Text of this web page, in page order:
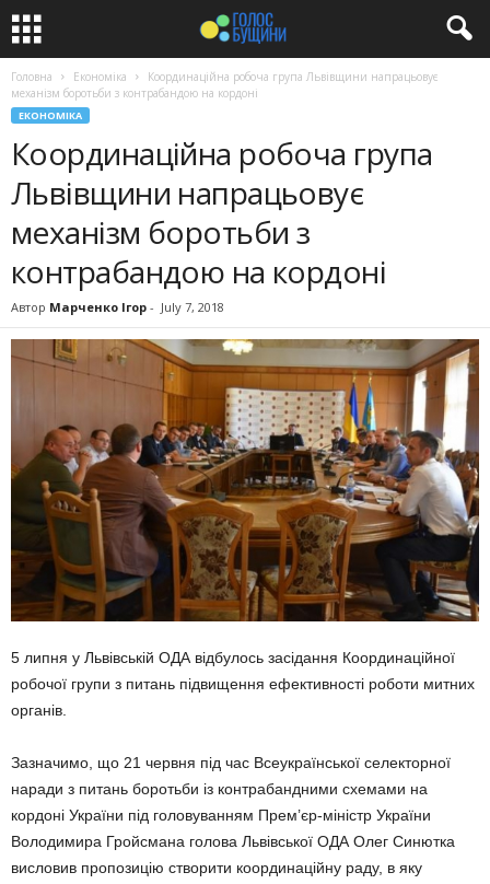
Головна Економіка
Координаційна робоча група Львівщини напрацьовує
механізм боротьби з контрабандою на кордоні
ЕКОНОМІКА
Координаційна робоча група
Львівщини напрацьовує
механізм боротьби з
контрабандою на кордоні
Автор Марченко Ігор - July 7, 2018
5 липня у Львівській ОДА відбулось засідання Координаційної
робочої групи з питань підвищення ефективності роботи митних
органів.
Зазначимо, що 21 червня під час Всеукраїнської селекторної
наради з питань боротьби із контрабандними схемами на
кордоні України під головуванням Прем’єр-міністр України
Володимира Гройсмана голова Львівської ОДА Олег Синютка
висловив пропозицію створити координаційну раду, в яку